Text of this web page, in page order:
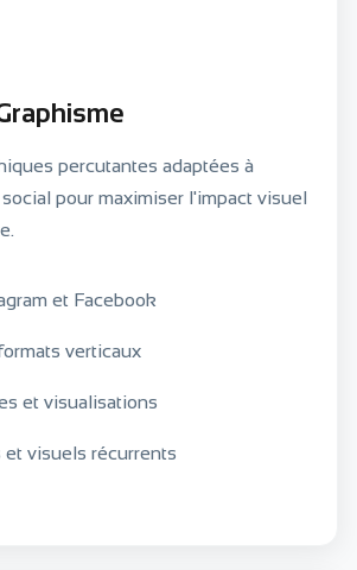
percutantes adaptées à
pour maximiser l'impact visuel
et Facebook
verticaux
et visualisations
et visuels récurrents